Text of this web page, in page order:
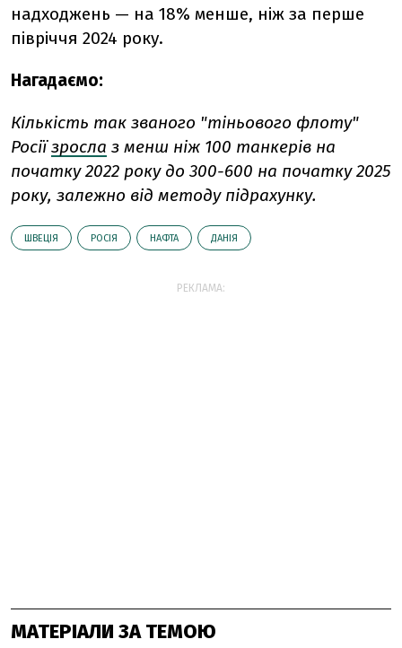
надходжень — на 18% менше, ніж за перше
півріччя 2024 року.
Нагадаємо:
Кількість так званого "тіньового флоту"
Росії зросла з менш ніж 100 танкерів на
початку 2022 року до 300-600 на початку 2025
року, залежно від методу підрахунку.
ШВЕЦІЯ РОСІЯ НАФТА ДАНІЯ
РЕКЛАМА:
МАТЕРІАЛИ ЗА ТЕМОЮ